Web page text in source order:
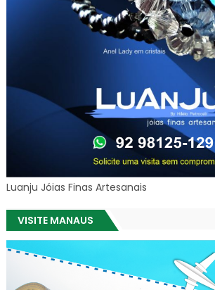
Luanju Jóias Finas Artesanais
VISITE MANAUS